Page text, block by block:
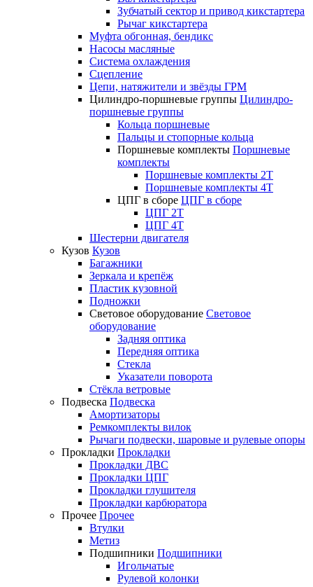
Зубчатый сектор и привод кикстартера
Рычаг кикстартера
Муфта обгонная, бендикс
Насосы масляные
Система охлаждения
Сцепление
Цепи, натяжители и звёзды ГРМ
Цилиндро-поршневые группы Цилиндро-
поршневые группы
Кольца поршневые
Пальцы и стопорные кольца
Поршневые комплекты Поршневые
комплекты
Поршневые комплекты 2T
Поршневые комплекты 4T
ЦПГ в сборе ЦПГ в сборе
ЦПГ 2T
ЦПГ 4T
Шестерни двигателя
Кузов Кузов
Багажники
Зеркала и крепёж
Пластик кузовной
Подножки
Световое оборудование Световое
оборудование
Задняя оптика
Передняя оптика
Стекла
Указатели поворота
Стёкла ветровые
Подвеска Подвеска
Амортизаторы
Ремкомплекты вилок
Рычаги подвески, шаровые и рулевые опоры
Прокладки Прокладки
Прокладки ДВС
Прокладки ЦПГ
Прокладки глушителя
Прокладки карбюратора
Прочее Прочее
Втулки
Метиз
Подшипники Подшипники
Игольчатые
Рулевой колонки